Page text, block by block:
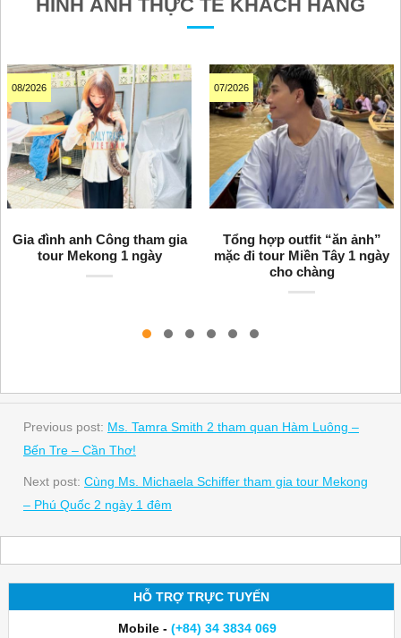
HÌNH ẢNH THỰC TẾ KHÁCH HÀNG
08/2026
Gia đình anh Công tham gia
tour Mekong 1 ngày
07/2026
Tổng hợp outfit “ăn ảnh”
mặc đi tour Miền Tây 1 ngày
cho chàng
Previous post: Ms. Tamra Smith 2 tham quan Hàm Luông –
Bến Tre – Cần Thơ!
Next post: Cùng Ms. Michaela Schiffer tham gia tour Mekong
– Phú Quốc 2 ngày 1 đêm
HỖ TRỢ TRỰC TUYẾN
Mobile -(+84) 34 3834 069